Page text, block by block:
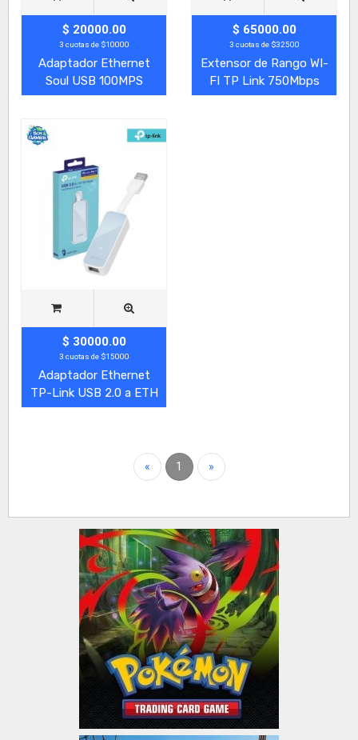
$ 20000.00
3 cuotas de $10000
Adaptador Ethernet
Soul USB 100MPS
$ 65000.00
3 cuotas de $32500
Extensor de Rango WI-
FI TP Link 750Mbps
$ 30000.00
3 cuotas de $15000
Adaptador Ethernet
TP-Link USB 2.0 a ETH
« 1 »